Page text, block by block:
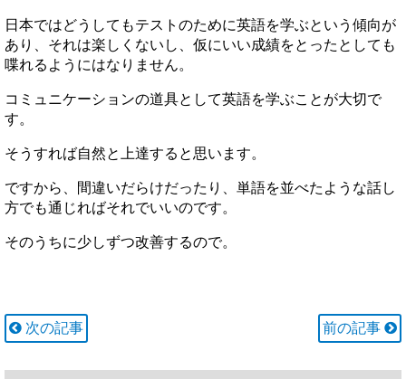
日本ではどうしてもテストのために英語を学ぶという傾向が
あり、それは楽しくないし、仮にいい成績をとったとしても
喋れるようにはなりません。
コミュニケーションの道具として英語を学ぶことが大切で
す。
そうすれば自然と上達すると思います。
ですから、間違いだらけだったり、単語を並べたような話し
方でも通じればそれでいいのです。
そのうちに少しずつ改善するので。
次の記事 前の記事